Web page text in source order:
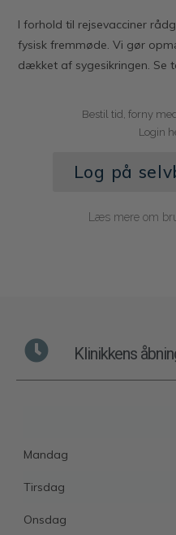
I forhold til rejsevacciner
fysisk fremmøde. Vi gør
dækket af sygesikringen. Se
Bestil tid, forny
Login
Log på
Læs mere om
Klinikkens
Mandag
Tirsdag
Onsdag